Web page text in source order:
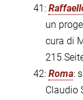
41:
un
cura di
215
42: Roma:
Claudio